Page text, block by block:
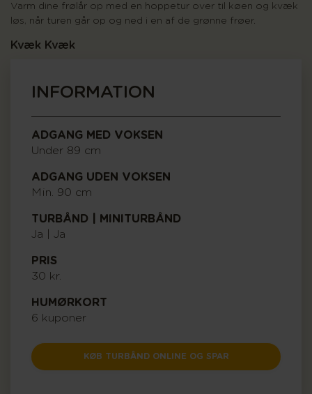
Varm dine frølår op med en hoppetur over til køen og kvæk
løs, når turen går op og ned i en af de grønne frøer.
Kvæk Kvæk
INFORMATION
ADGANG MED VOKSEN
Under 89 cm
ADGANG UDEN VOKSEN
Min. 90 cm
TURBÅND | MINITURBÅND
Ja | Ja
PRIS
30 kr.
HUMØRKORT
6 kuponer
KØB TURBÅND ONLINE OG SPAR